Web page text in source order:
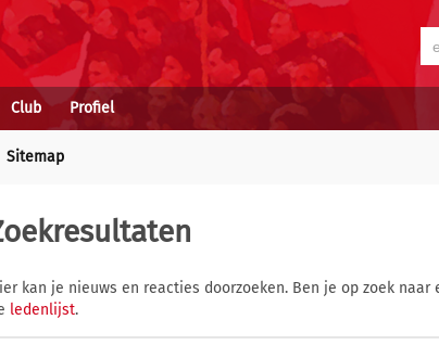
Club Profiel
Sitemap
kan je nieuws en reacties doorzoeken. Ben je op zoek
ledenlijst.